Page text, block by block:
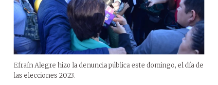
Efraín Alegre hizo la denuncia pública este domingo, el día de
las elecciones 2023.